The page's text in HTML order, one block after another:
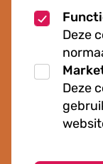
Deze
Deze
Over ons
Organisatie
Werken bij
Veelgestelde